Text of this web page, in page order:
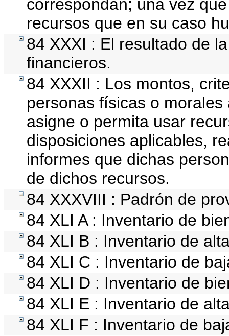
correspondan; una vez
recursos que en su caso
84 XXXI : El resultado de
financieros.
84 XXXII : Los montos,
personas físicas o
asigne o permita usar
disposiciones aplicables,
informes que dichas
de dichos recursos.
84 XXXVIII : Padrón de
84 XLI A : Inventario de
84 XLI B : Inventario de
84 XLI C : Inventario de
84 XLI D : Inventario de
84 XLI E : Inventario de
84 XLI F : Inventario de